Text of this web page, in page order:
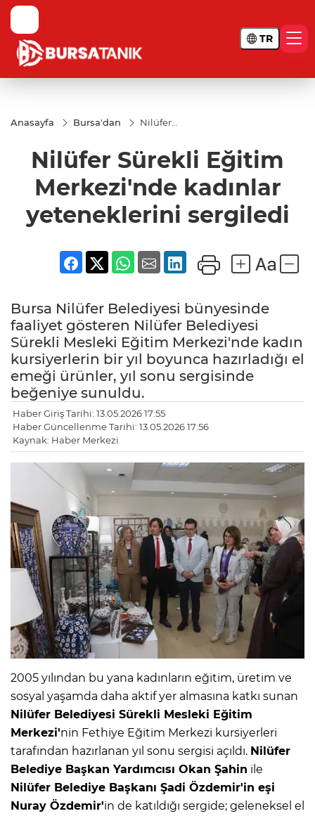
TR
Anasayfa Bursa'dan
Nilüfer
Merkezi'nde
kadınlar
yeteneklerini
sergiledi
Nilüfer Sürekli Eğitim
Merkezi'nde kadınlar
yeteneklerini sergiledi
Bursa Nilüfer Belediyesi bünyesinde
faaliyet gösteren Nilüfer Belediyesi
Sürekli Mesleki Eğitim Merkezi'nde kadın
kursiyerlerin bir yıl boyunca hazırladığı el
emeği ürünler, yıl sonu sergisinde
beğeniye sunuldu.
Haber Giriş Tarihi: 13.05.2026 17:55
Haber Güncellenme Tarihi: 13.05.2026 17:56
Kaynak: Haber Merkezi
2005 yılından bu yana kadınların eğitim, üretim ve
sosyal yaşamda daha aktif yer almasına katkı sunan
Nilüfer Belediyesi Sürekli Mesleki Eğitim
Merkezi'nin Fethiye Eğitim Merkezi kursiyerleri
tarafından hazırlanan yıl sonu sergisi açıldı. Nilüfer
Belediye Başkan Yardımcısı Okan Şahin ile
Nilüfer Belediye Başkanı Şadi Özdemir'in eşi
Nuray Özdemir'in de katıldığı sergide; geleneksel el